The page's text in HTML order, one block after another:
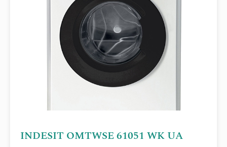
INDESIT OMTWSE 61051 WK UA